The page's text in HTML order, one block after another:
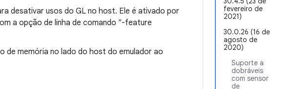
fevereiro de
2021)
30.0.26 (16 de
agosto de
2020)
Suporte a
dobráveis
com sensor
de
desativar usos do GL no host. Ele é ativado por
a opção de linha de comando "-feature
de memória no lado do host do emulador ao